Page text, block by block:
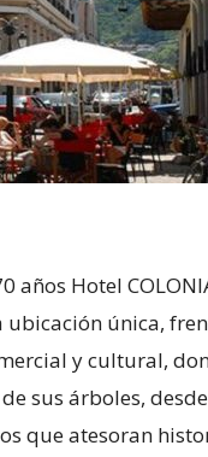
años Hotel
única,
y cultural,
sus árboles,
que atesoran